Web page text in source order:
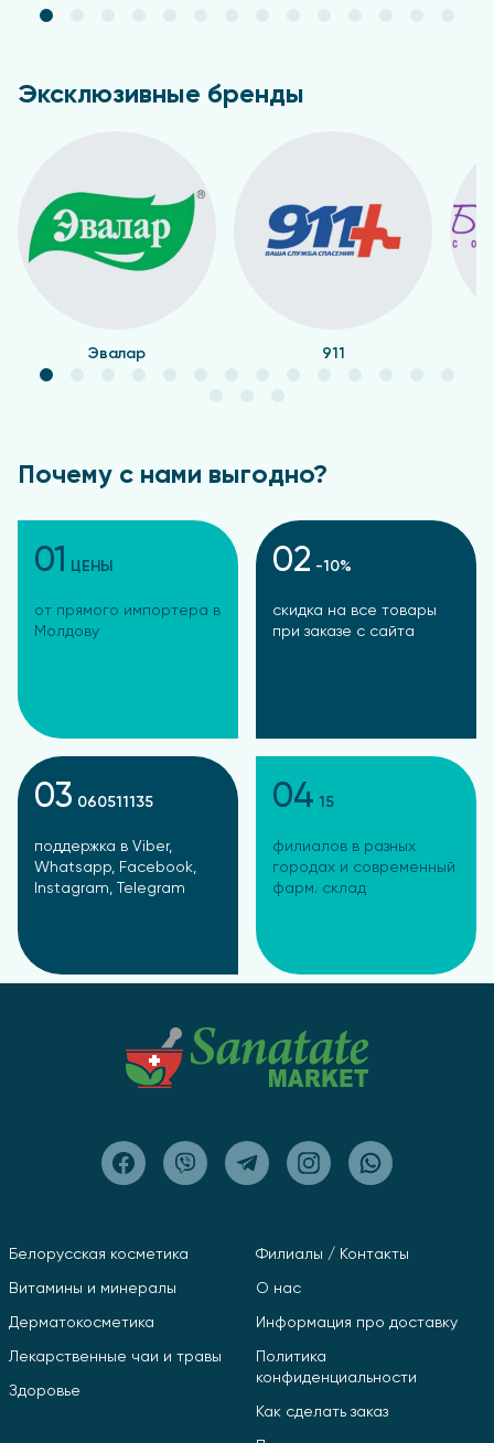
Эксклюзивные бренды
Эвалар 911
Почему с нами выгодно?
01 ЦЕНЫ
от прямого импортера в
Молдову
02 -10%
скидка на все товары
при заказе с сайта
03 060511135
поддержка в Viber,
Whatsapp, Facebook,
Instagram, Telegram
04 15
филиалов в разных
городах и современный
фарм. склад
Белорусская косметика
Витамины и минералы
Дерматокосметика
Лекарственные чаи и травы
Здоровье
Филиалы / Контакты
О нас
Информация про доставку
Политика
конфиденциальности
Как сделать заказ